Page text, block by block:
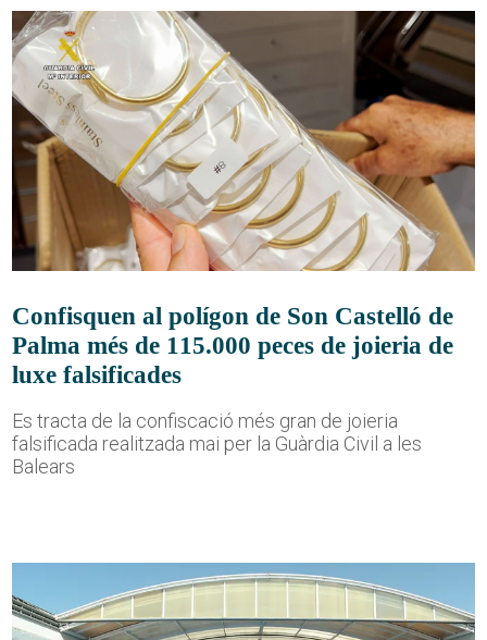
Confisquen al polígon de Son Castelló de
Palma més de 115.000 peces de joieria de
luxe falsificades
Es tracta de la confiscació més gran de joieria
falsificada realitzada mai per la Guàrdia Civil a les
Balears